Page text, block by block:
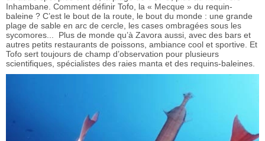
Inhambane. Comment définir Tofo, la « Mecque » du requin-
baleine ? C’est le bout de la route, le bout du monde : une grande
plage de sable en arc de cercle, les cases ombragées sous les
sycomores... Plus de monde qu’à Zavora aussi, avec des bars et
autres petits restaurants de poissons, ambiance cool et sportive. Et
Tofo sert toujours de champ d’observation pour plusieurs
scientifiques, spécialistes des raies manta et des requins-baleines.